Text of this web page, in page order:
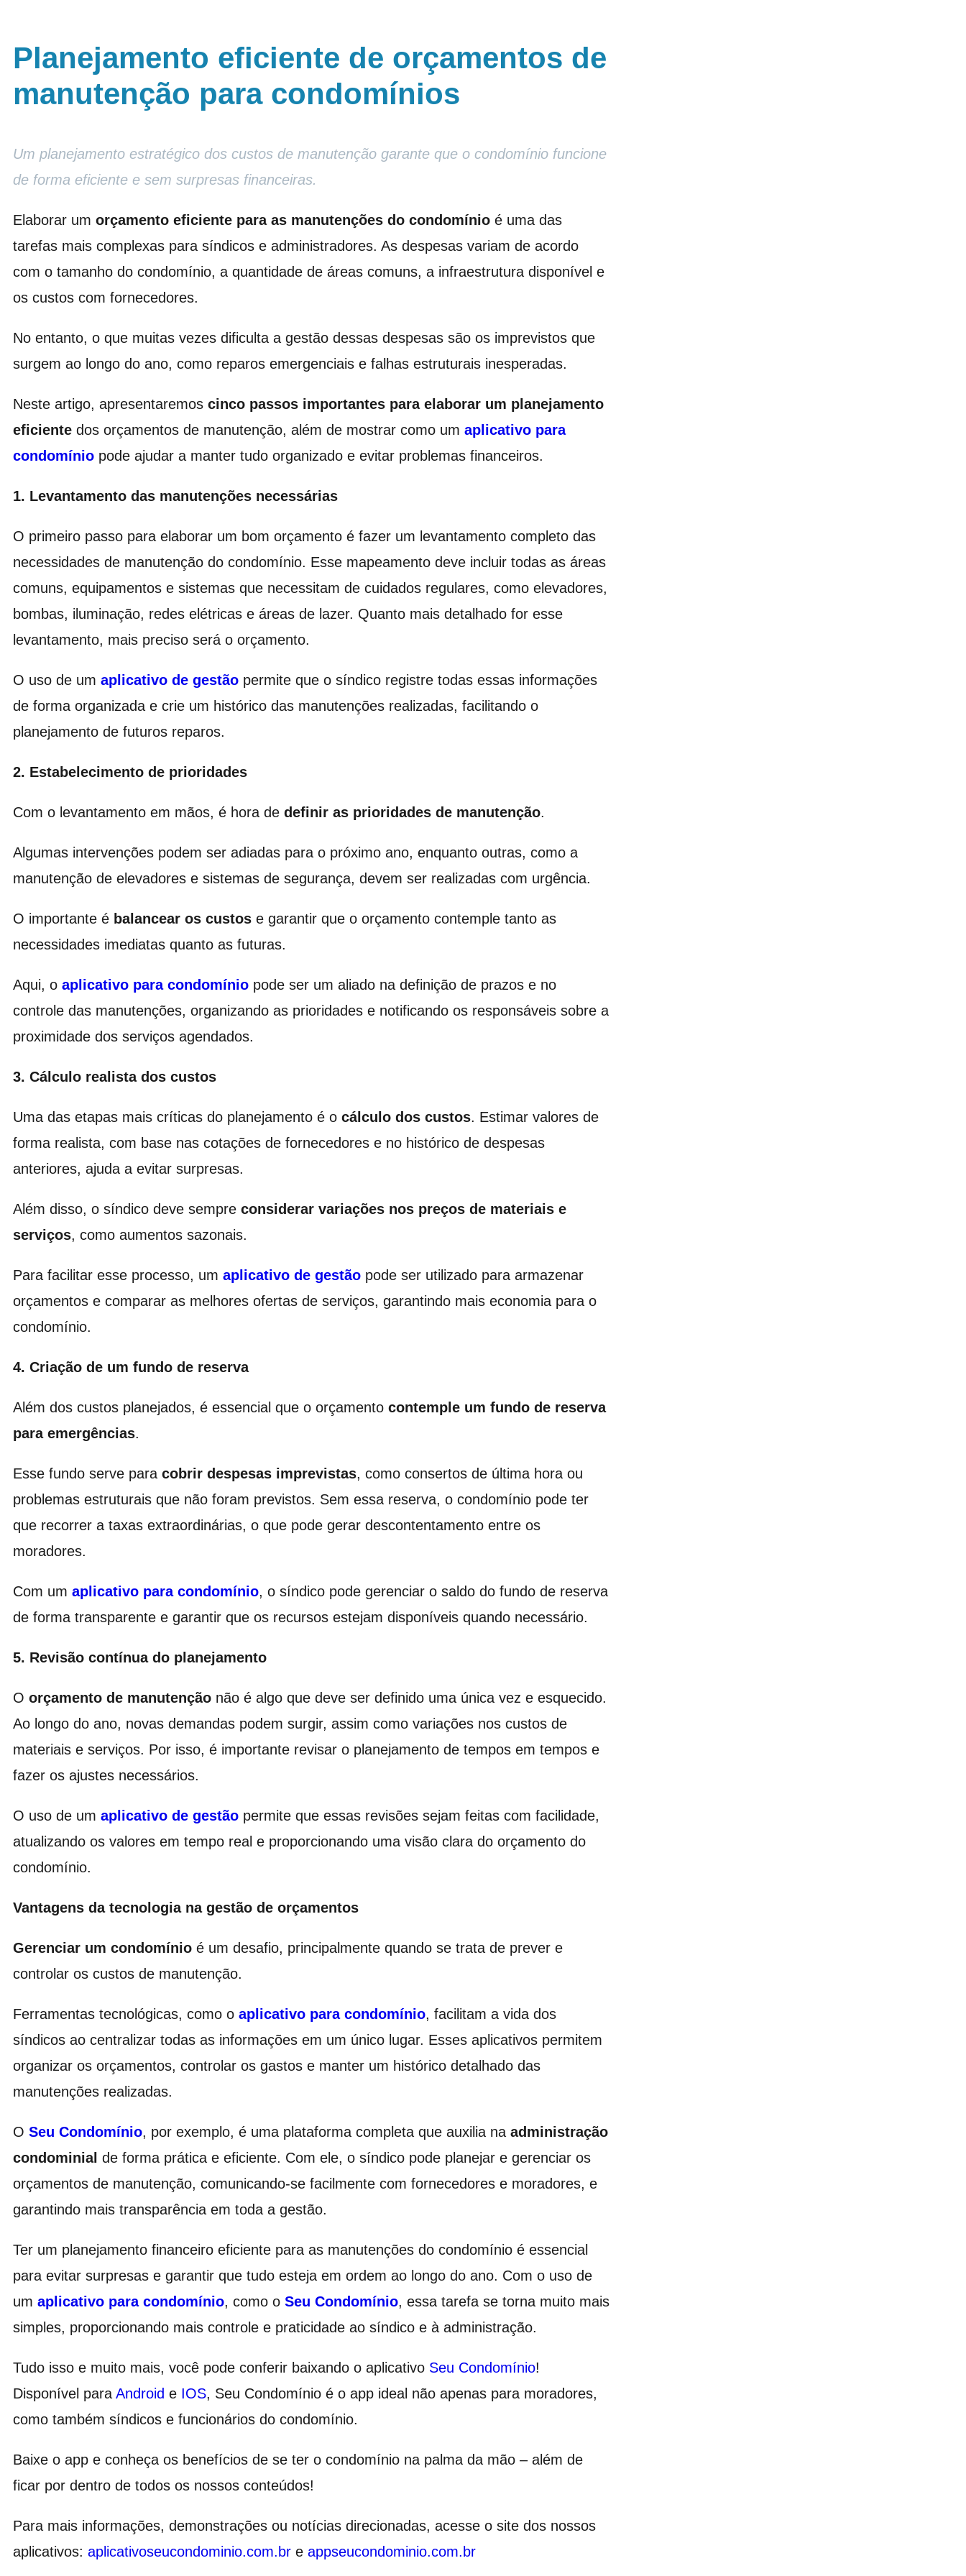
Planejamento eficiente de orçamentos de
manutenção para condomínios
Um planejamento estratégico dos custos de manutenção garante que o condomínio funcione
de forma eficiente e sem surpresas financeiras.
Elaborar um orçamento eficiente para as manutenções do condomínio é uma das
tarefas mais complexas para síndicos e administradores. As despesas variam de acordo
com o tamanho do condomínio, a quantidade de áreas comuns, a infraestrutura disponível e
os custos com fornecedores.
No entanto, o que muitas vezes dificulta a gestão dessas despesas são os imprevistos que
surgem ao longo do ano, como reparos emergenciais e falhas estruturais inesperadas.
Neste artigo, apresentaremos cinco passos importantes para elaborar um planejamento
eficiente dos orçamentos de manutenção, além de mostrar como um aplicativo para
condomínio pode ajudar a manter tudo organizado e evitar problemas financeiros.
1. Levantamento das manutenções necessárias
O primeiro passo para elaborar um bom orçamento é fazer um levantamento completo das
necessidades de manutenção do condomínio. Esse mapeamento deve incluir todas as áreas
comuns, equipamentos e sistemas que necessitam de cuidados regulares, como elevadores,
bombas, iluminação, redes elétricas e áreas de lazer. Quanto mais detalhado for esse
levantamento, mais preciso será o orçamento.
O uso de um aplicativo de gestão permite que o síndico registre todas essas informações
de forma organizada e crie um histórico das manutenções realizadas, facilitando o
planejamento de futuros reparos.
2. Estabelecimento de prioridades
Com o levantamento em mãos, é hora de definir as prioridades de manutenção.
Algumas intervenções podem ser adiadas para o próximo ano, enquanto outras, como a
manutenção de elevadores e sistemas de segurança, devem ser realizadas com urgência.
O importante é balancear os custos e garantir que o orçamento contemple tanto as
necessidades imediatas quanto as futuras.
Aqui, o aplicativo para condomínio pode ser um aliado na definição de prazos e no
controle das manutenções, organizando as prioridades e notificando os responsáveis sobre a
proximidade dos serviços agendados.
3. Cálculo realista dos custos
Uma das etapas mais críticas do planejamento é o cálculo dos custos. Estimar valores de
forma realista, com base nas cotações de fornecedores e no histórico de despesas
anteriores, ajuda a evitar surpresas.
Além disso, o síndico deve sempre considerar variações nos preços de materiais e
serviços, como aumentos sazonais.
Para facilitar esse processo, um aplicativo de gestão pode ser utilizado para armazenar
orçamentos e comparar as melhores ofertas de serviços, garantindo mais economia para o
condomínio.
4. Criação de um fundo de reserva
Além dos custos planejados, é essencial que o orçamento contemple um fundo de reserva
para emergências.
Esse fundo serve para cobrir despesas imprevistas, como consertos de última hora ou
problemas estruturais que não foram previstos. Sem essa reserva, o condomínio pode ter
que recorrer a taxas extraordinárias, o que pode gerar descontentamento entre os
moradores.
Com um aplicativo para condomínio, o síndico pode gerenciar o saldo do fundo de reserva
de forma transparente e garantir que os recursos estejam disponíveis quando necessário.
5. Revisão contínua do planejamento
O orçamento de manutenção não é algo que deve ser definido uma única vez e esquecido.
Ao longo do ano, novas demandas podem surgir, assim como variações nos custos de
materiais e serviços. Por isso, é importante revisar o planejamento de tempos em tempos e
fazer os ajustes necessários.
O uso de um aplicativo de gestão permite que essas revisões sejam feitas com facilidade,
atualizando os valores em tempo real e proporcionando uma visão clara do orçamento do
condomínio.
Vantagens da tecnologia na gestão de orçamentos
Gerenciar um condomínio é um desafio, principalmente quando se trata de prever e
controlar os custos de manutenção.
Ferramentas tecnológicas, como o aplicativo para condomínio, facilitam a vida dos
síndicos ao centralizar todas as informações em um único lugar. Esses aplicativos permitem
organizar os orçamentos, controlar os gastos e manter um histórico detalhado das
manutenções realizadas.
O Seu Condomínio, por exemplo, é uma plataforma completa que auxilia na administração
condominial de forma prática e eficiente. Com ele, o síndico pode planejar e gerenciar os
orçamentos de manutenção, comunicando-se facilmente com fornecedores e moradores, e
garantindo mais transparência em toda a gestão.
Ter um planejamento financeiro eficiente para as manutenções do condomínio é essencial
para evitar surpresas e garantir que tudo esteja em ordem ao longo do ano. Com o uso de
um aplicativo para condomínio, como o Seu Condomínio, essa tarefa se torna muito mais
simples, proporcionando mais controle e praticidade ao síndico e à administração.
Tudo isso e muito mais, você pode conferir baixando o aplicativo Seu Condomínio!
Disponível para Android e IOS, Seu Condomínio é o app ideal não apenas para moradores,
como também síndicos e funcionários do condomínio.
Baixe o app e conheça os benefícios de se ter o condomínio na palma da mão – além de
ficar por dentro de todos os nossos conteúdos!
Para mais informações, demonstrações ou notícias direcionadas, acesse o site dos nossos
aplicativos: aplicativoseucondominio.com.br e appseucondominio.com.br